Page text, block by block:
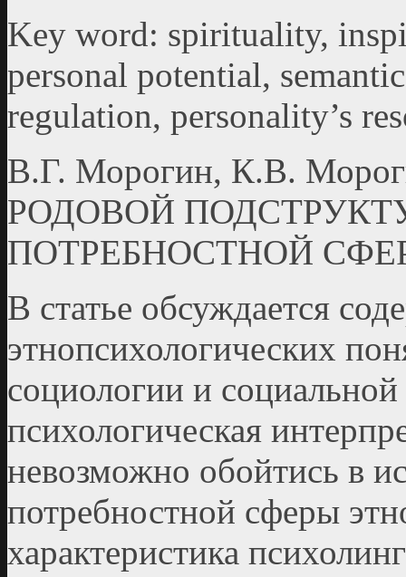
Key word: spirituality,
personal potential,
regulation, personality’s
В.Г. Морогин, К.В.
РОДОВОЙ
ПОТРЕБНОСТНОЙ
В статье обсуждается
этнопсихологических
социологии и
пси­хологическая
невозможно обойтись в
потребностной сферы
характеристика